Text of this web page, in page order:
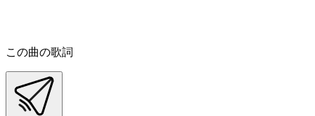
この曲の歌詞